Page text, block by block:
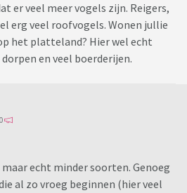
er veel meer vogels zijn. Reigers,
erg veel roofvogels. Wonen jullie
het platteland? Hier wel echt
en veel boerderijen.
echt minder soorten. Genoeg
al zo vroeg beginnen (hier veel